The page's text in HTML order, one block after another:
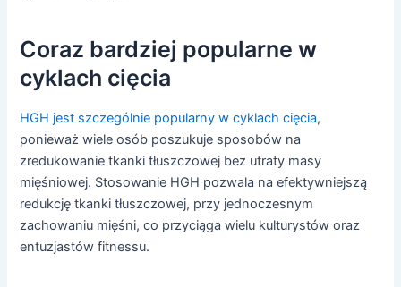
Coraz bardziej popularne w
cyklach cięcia
HGH jest szczególnie popularny w cyklach cięcia,
ponieważ wiele osób poszukuje sposobów na
zredukowanie tkanki tłuszczowej bez utraty masy
mięśniowej. Stosowanie HGH pozwala na efektywniejszą
redukcję tkanki tłuszczowej, przy jednoczesnym
zachowaniu mięśni, co przyciąga wielu kulturystów oraz
entuzjastów fitnessu.